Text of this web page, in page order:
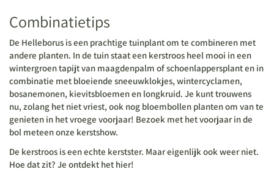
Combinatietips
De Helleborus is een prachtige tuinplant om te combineren met
andere planten. In de tuin staat een kerstroos heel mooi in een
wintergroen tapijt van maagdenpalm of schoenlappersplant en in
combinatie met bloeiende sneeuwklokjes, wintercyclamen,
bosanemonen, kievitsbloemen en longkruid. Je kunt trouwens
nu, zolang het niet vriest, ook nog bloembollen planten om van te
genieten in het vroege voorjaar! Bezoek met het voorjaar in de
bol meteen onze kerstshow.
De kerstroos is een echte kerstster. Maar eigenlijk ook weer niet.
Hoe dat zit? Je ontdekt het hier!